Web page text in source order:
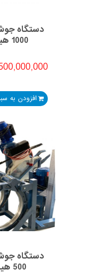
دستگاه
1000 هیدرولیک
افزودن به
دستگاه
500 هیدرولیک